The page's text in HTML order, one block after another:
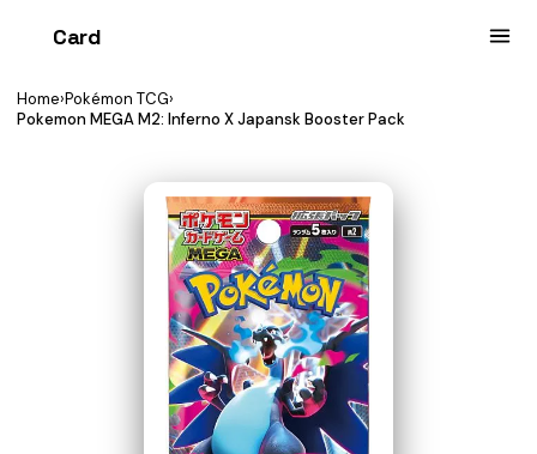
Card
Home›Pokémon TCG›
Pokemon MEGA M2: Inferno X Japansk Booster Pack